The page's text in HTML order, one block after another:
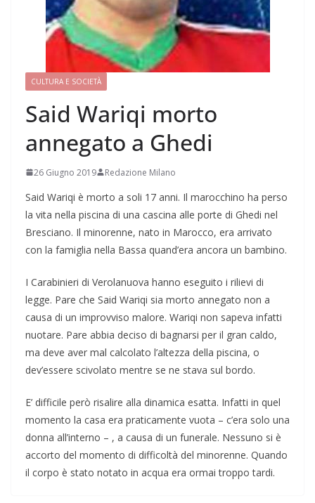
CULTURA E SOCIETÀ
Said Wariqi morto
annegato a Ghedi
26 Giugno 2019 Redazione Milano
Said Wariqi è morto a soli 17 anni. Il marocchino ha perso
la vita nella piscina di una cascina alle porte di Ghedi nel
Bresciano. Il minorenne, nato in Marocco, era arrivato
con la famiglia nella Bassa quand’era ancora un bambino.
I Carabinieri di Verolanuova hanno eseguito i rilievi di
legge. Pare che Said Wariqi sia morto annegato non a
causa di un improvviso malore. Wariqi non sapeva infatti
nuotare. Pare abbia deciso di bagnarsi per il gran caldo,
ma deve aver mal calcolato l’altezza della piscina, o
dev’essere scivolato mentre se ne stava sul bordo.
E’ difficile però risalire alla dinamica esatta. Infatti in quel
momento la casa era praticamente vuota – c’era solo una
donna all’interno – , a causa di un funerale. Nessuno si è
accorto del momento di difficoltà del minorenne. Quando
il corpo è stato notato in acqua era ormai troppo tardi.